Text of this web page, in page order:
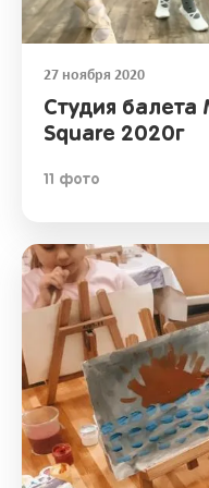
27 ноября 2020
Студия балета
Square 2020г
11 фото